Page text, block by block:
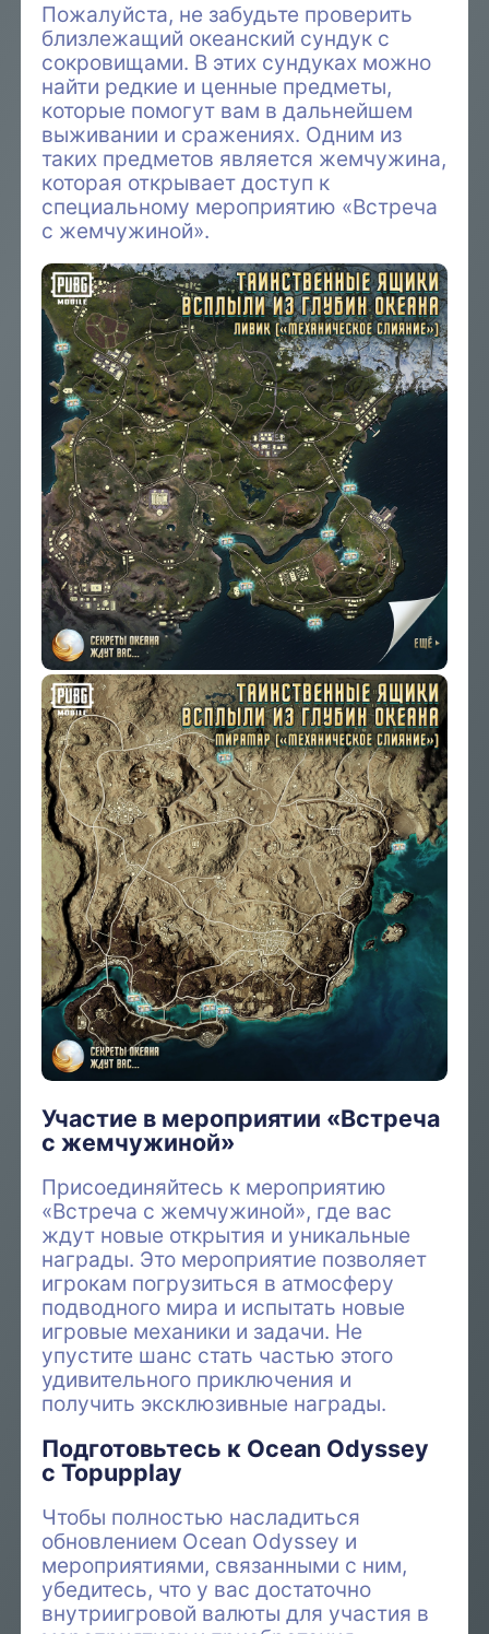
Пожалуйста, не забудьте проверить
близлежащий океанский сундук с
сокровищами. В этих сундуках можно
найти редкие и ценные предметы,
которые помогут вам в дальнейшем
выживании и сражениях. Одним из
таких предметов является жемчужина,
которая открывает доступ к
специальному мероприятию «Встреча
с жемчужиной».
Участие в мероприятии «Встреча
с жемчужиной»
Присоединяйтесь к мероприятию
«Встреча с жемчужиной», где вас
ждут новые открытия и уникальные
награды. Это мероприятие позволяет
игрокам погрузиться в атмосферу
подводного мира и испытать новые
игровые механики и задачи. Не
упустите шанс стать частью этого
удивительного приключения и
получить эксклюзивные награды.
Подготовьтесь к Ocean Odyssey
с Topupplay
Чтобы полностью насладиться
обновлением Ocean Odyssey и
мероприятиями, связанными с ним,
убедитесь, что у вас достаточно
внутриигровой валюты для участия в